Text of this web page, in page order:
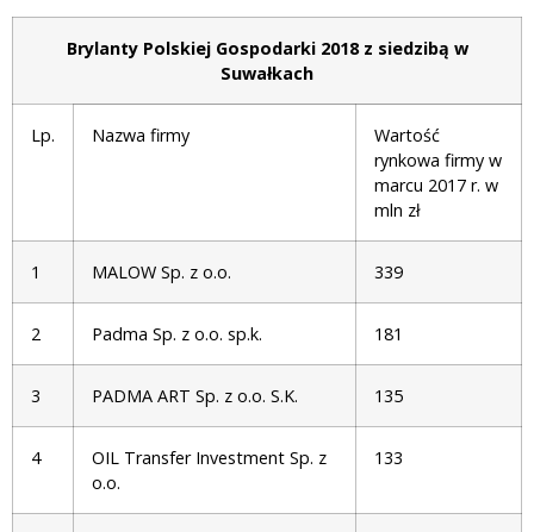
Brylanty Polskiej Gospodarki 2018 z siedzibą w
Suwałkach
Lp. Nazwa firmy
Wartość
rynkowa firmy w
marcu 2017 r. w
mln zł
1 MALOW Sp. z o.o. 339
2 Padma Sp. z o.o. sp.k. 181
3 PADMA ART Sp. z o.o. S.K. 135
4
OIL Transfer Investment Sp. z
o.o.
133